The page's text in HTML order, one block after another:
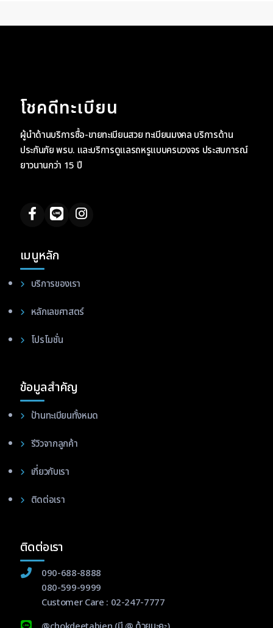
โชคดีทะเบียน
ผู้นำด้านบริการซื้อ-ขายทะเบียนสวย ทะเบียนมงคล บริการด้าน
ประกันภัย พรบ. และบริการดูแลรถหรูแบบครบวงจร ประสบการณ์
ยาวนานกว่า 15 ปี
เมนูหลัก
บริการของเรา
หลักเลขศาสตร์
โปรโมชั่น
ข้อมูลสำคัญ
ป้านทะเบียนทั้งหมด
รีวิวจากลูกค้า
เกี่ยวกับเรา
ติดต่อเรา
ติดต่อเรา
090-688-8888
080-599-9999
Customer Care : 02-247-7777